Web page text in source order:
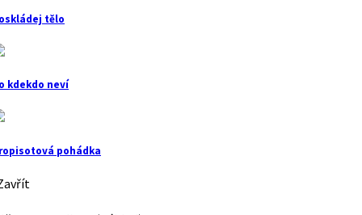
tělo
kdekdo neví
pohádka